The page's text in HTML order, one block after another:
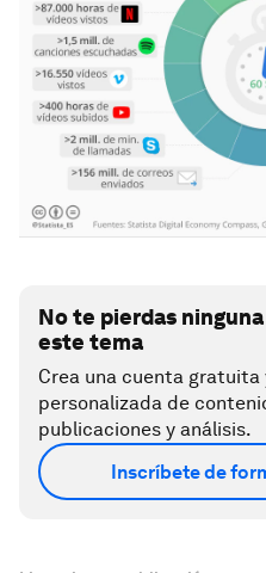
No te pierdas
este tema
Crea una cuenta
personalizada de
publicaciones y análisis.
Inscríbete de